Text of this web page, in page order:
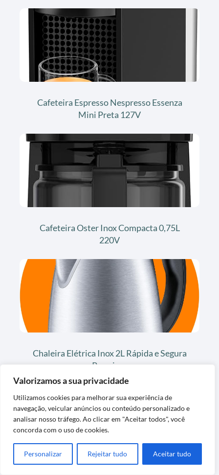
Valorizamos a sua privacidade
Utilizamos cookies para melhorar sua experiência de
navegação, veicular anúncios ou conteúdo personalizado e
analisar nosso tráfego. Ao clicar em "Aceitar todos", você
concorda com o uso de cookies.
Personalizar Rejeitar tudo Aceitar tudo
Cafeteira Espresso Nespresso Essenza
Mini Preta 127V
Cafeteira Oster Inox Compacta 0,75L
220V
Chaleira Elétrica Inox 2L Rápida e Segura
Premium